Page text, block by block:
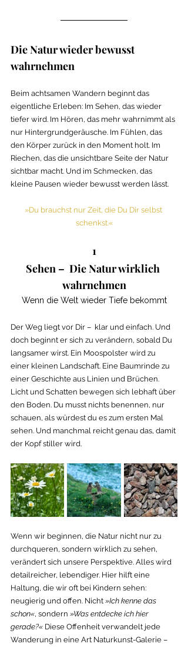
Die Natur wieder bewusst
wahrnehmen
Beim achtsamen Wandern beginnt das
eigentliche Erleben: Im Sehen, das wieder
tiefer wird. Im Hören, das mehr wahrnimmt als
nur Hintergrundgeräusche. Im Fühlen, das
den Körper zurück in den Moment holt. Im
Riechen, das die unsichtbare Seite der Natur
sichtbar macht. Und im Schmecken, das
kleine Pausen wieder bewusst werden lässt.
»Du brauchst nur Zeit, die Du Dir selbst
schenkst.«
1
Sehen – Die Natur wirklich
wahrnehmen
Wenn die Welt wieder Tiefe bekommt
Der Weg liegt vor Dir –  klar und einfach. Und
doch beginnt er sich zu verändern, sobald Du
langsamer wirst. Ein Moospolster wird zu
einer kleinen Landschaft. Eine Baumrinde zu
einer Geschichte aus Linien und Brüchen.
Licht und Schatten bewegen sich lebhaft über
den Boden. Du musst nichts benennen, nur
schauen, als würdest du es zum ersten Mal
sehen. Und manchmal reicht genau das, damit
der Kopf stiller wird.
Wenn wir beginnen, die Natur nicht nur zu
durchqueren, sondern wirklich zu sehen,
verändert sich unsere Perspektive. Alles wird
detailreicher, lebendiger. Hier hilft eine
Haltung, die wir oft bei Kindern sehen:
neugierig und offen. Nicht »Ich kenne das
schon«, sondern »Was entdecke ich hier
gerade?« Diese Offenheit verwandelt jede
Wanderung in eine Art Naturkunst-Galerie –